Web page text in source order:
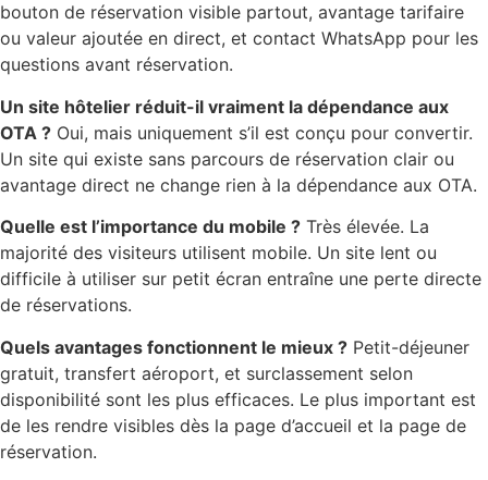
bouton de réservation visible partout, avantage tarifaire
ou valeur ajoutée en direct, et contact WhatsApp pour les
questions avant réservation.
Un site hôtelier réduit-il vraiment la dépendance aux
OTA ? Oui, mais uniquement s’il est conçu pour convertir.
Un site qui existe sans parcours de réservation clair ou
avantage direct ne change rien à la dépendance aux OTA.
Quelle est l’importance du mobile ? Très élevée. La
majorité des visiteurs utilisent mobile. Un site lent ou
difficile à utiliser sur petit écran entraîne une perte directe
de réservations.
Quels avantages fonctionnent le mieux ? Petit-déjeuner
gratuit, transfert aéroport, et surclassement selon
disponibilité sont les plus efficaces. Le plus important est
de les rendre visibles dès la page d’accueil et la page de
réservation.